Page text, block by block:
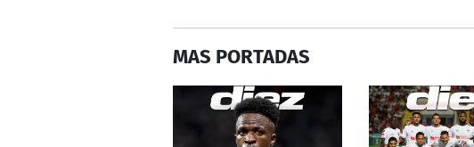
MAS PORTADAS